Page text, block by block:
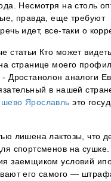
Несмотря на столь
правда, еще требуют
идет, все-таки о
статьи Кто может
странице моего
Дростанолон аналоги
в нашей
Ярославль это
лишена лактозы, что
спортсменов на
заемщиком условий
его самого —